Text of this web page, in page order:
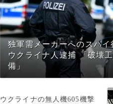
独軍需メーカーへのスパイ
ウクライナ人逮捕 「破壊
備」
ウクライナの無人機605機撃